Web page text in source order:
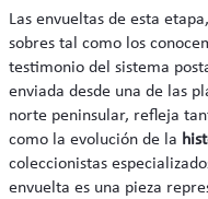
Las envueltas de esta
sobres tal como los
testimonio del sistema
enviada desde una de las
norte peninsular, refleja
como la evolución de la
coleccionistas
envuelta es una pieza